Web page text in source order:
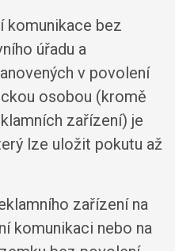
komunikace bez
úřadu a
v povolení
osobou (kromě
zařízení) je
lze uložit pokutu až
zařízení na
komunikaci nebo na